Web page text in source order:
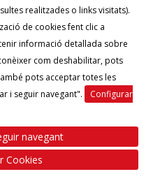
Canal ètic
realitzades o links visitats).
de cookies fent clic a
informació detallada sobre
com deshabilitar, pots
pots acceptar totes les
i seguir navegant".
Configurar
navegant
Cookies
Excursionistes de
|